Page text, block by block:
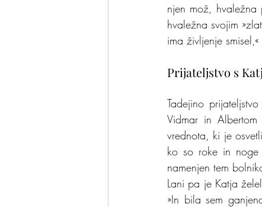
njen mož,
hvaležna svojim
ima življenje
Prijateljstvo s
Tadejino
Vidmar in
vrednota, ki je
ko so roke in noge
namenjen tem
Lani pa je Katja
»In bila sem